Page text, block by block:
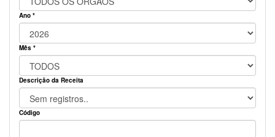
Ano *
Mês *
Descrição da Receita
Código